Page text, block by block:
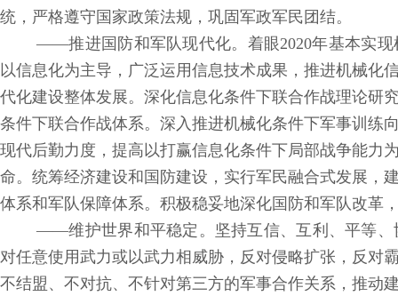
统，严格遵守国家政策法规，巩固军政军民团结。
——推进国防和军队现代化。着眼2020年基本实现
以信息化为主导，广泛运用信息技术成果，推进机械化
代化建设整体发展。深化信息化条件下联合作战理论研
条件下联合作战体系。深入推进机械化条件下军事训练
现代后勤力度，提高以打赢信息化条件下局部战争能力
命。统筹经济建设和国防建设，实行军民融合式发展，
体系和军队保障体系。积极稳妥地深化国防和军队改革
——维护世界和平稳定。坚持互信、互利、平等、
对任意使用武力或以武力相威胁，反对侵略扩张，反对
不结盟、不对抗、不针对第三方的军事合作关系，推动